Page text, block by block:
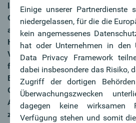
läuft noch bis Mai 2027. Ich
Geschäftsjahr starten, sondern das
abschließen und die Bank mit
Hände legen. Nach 45 Jahren
Vierteljahrhundert an der Spitze,
fast 68 Jahren - auch genug.
Bis 31.12.2026 bleibe ich mit großer
Generaldirektor der Oberbank und
Aufgaben vollinhaltlich erfüllen.
zum Schluss!“
Einige unserer Partnerdienste
niedergelassen, für die die
kein angemessenes
hat oder Unternehmen in den
Data Privacy Framework
dabei insbesondere das Risiko,
Zugriff der dortigen
Überwachungszwecken
dagegen keine wirksamen
Verfügung stehen und somit